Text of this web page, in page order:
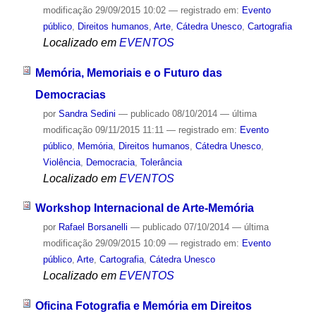
modificação29/09/2015 10:02 — registrado em: Evento
público, Direitos humanos Arte, Cátedra Unesco, Cartografia
Localizado em EVENTOS
Memória, Memoriais e o Futuro das
Democracias
por Sandra Sedini — publicado08/10/2014 — última
modificação09/11/2015 11:11 — registrado em: Evento
público, Memória, Direitos humanos Cátedra Unesco,
Violência, Democracia, Tolerância
Localizado em EVENTOS
Workshop Internacional de Arte-Memória
por Rafael Borsanelli — publicado07/10/2014 — última
modificação29/09/2015 10:09 — registrado em: Evento
público, Arte, Cartografia, Cátedra Unesco
Localizado em EVENTOS
Oficina Fotografia e Memória em Direitos